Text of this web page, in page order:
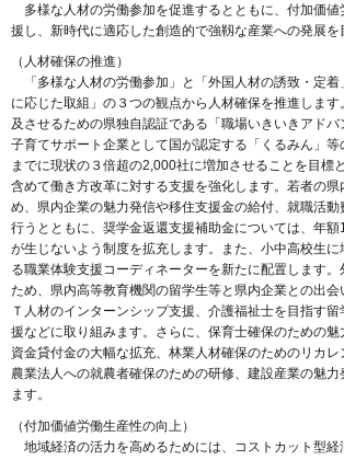
多様な人材の労働参加を促進するとともに、付加価値
援し、新時代に適応した創造的で強靱な産業への発展を
（人材確保の推進）
「多様な人材の労働参加」と「外国人材の誘致・定着
に応じた取組」の３つの観点から人材確保を推進しま
及させるための県独自認証である「職場いきいきアドバ
子育てサポート企業として国が認定する「くるみん」
までに現状の３倍超の2,000社に増加させることを目標
含めて働き方改革に対する支援を強化します。若者の県
め、県内企業の魅力発信や移住支援金の給付、就職活
行うとともに、奨学金返還支援補助金については、年
が生じないよう制度を拡充します。また、小中高校生に
る職業体験支援コーディネーターを新たに配置します
ため、県内高等教育機関の留学生等と県内企業との出会
Ｔ人材のインターンシップ支援、介護福祉士を目指す
援などに取り組みます。さらに、保育士確保のための
資金貸付金の大幅な拡充、林業人材確保のためのリカレ
農業法人への就農者確保のための研修、建設産業の魅
ます。
（付加価値労働生産性の向上）
地域経済の活力を高めるためには、コストカット型経